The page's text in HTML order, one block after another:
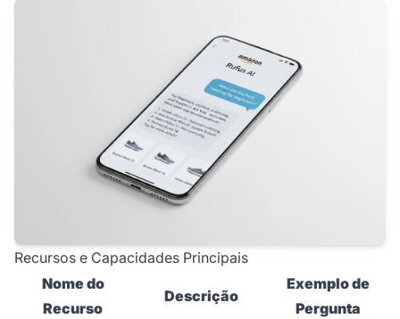
Recursos e Capacidades Principais
Nome do
Recurso
Descrição
Exemplo de
Pergunta